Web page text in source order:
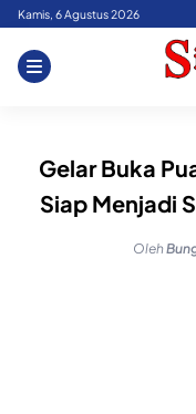
Skip
content
Kamis, 6 Agustus 2026
Gelar Buka
Siap Menjadi
Oleh